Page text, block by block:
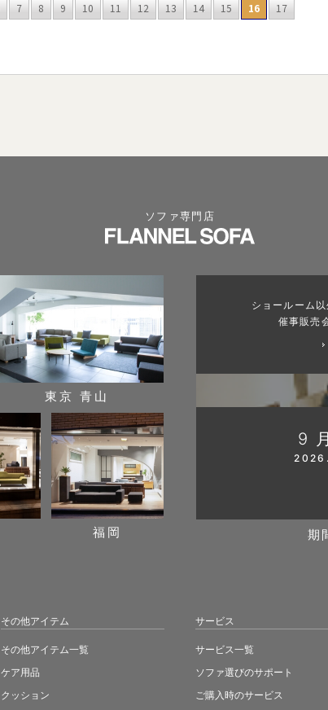
7 8 9 10 11 12 13 14 15 16
17
ソファ専門店
東京 青山
福岡
ショールーム
催事販売
9
期
その他アイテム
その他アイテム一覧
ケア用品
クッション
サービス
サービス一覧
ソファ選びのサポート
ご購入時のサービス